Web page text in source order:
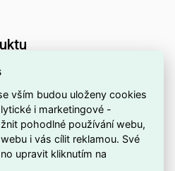
IP66
spektrum 730A3, optika TE
vším budou uloženy cookies
i marketingové -
pohodlné používání webu,
i vás cílit reklamou. Své
upravit kliknutím na